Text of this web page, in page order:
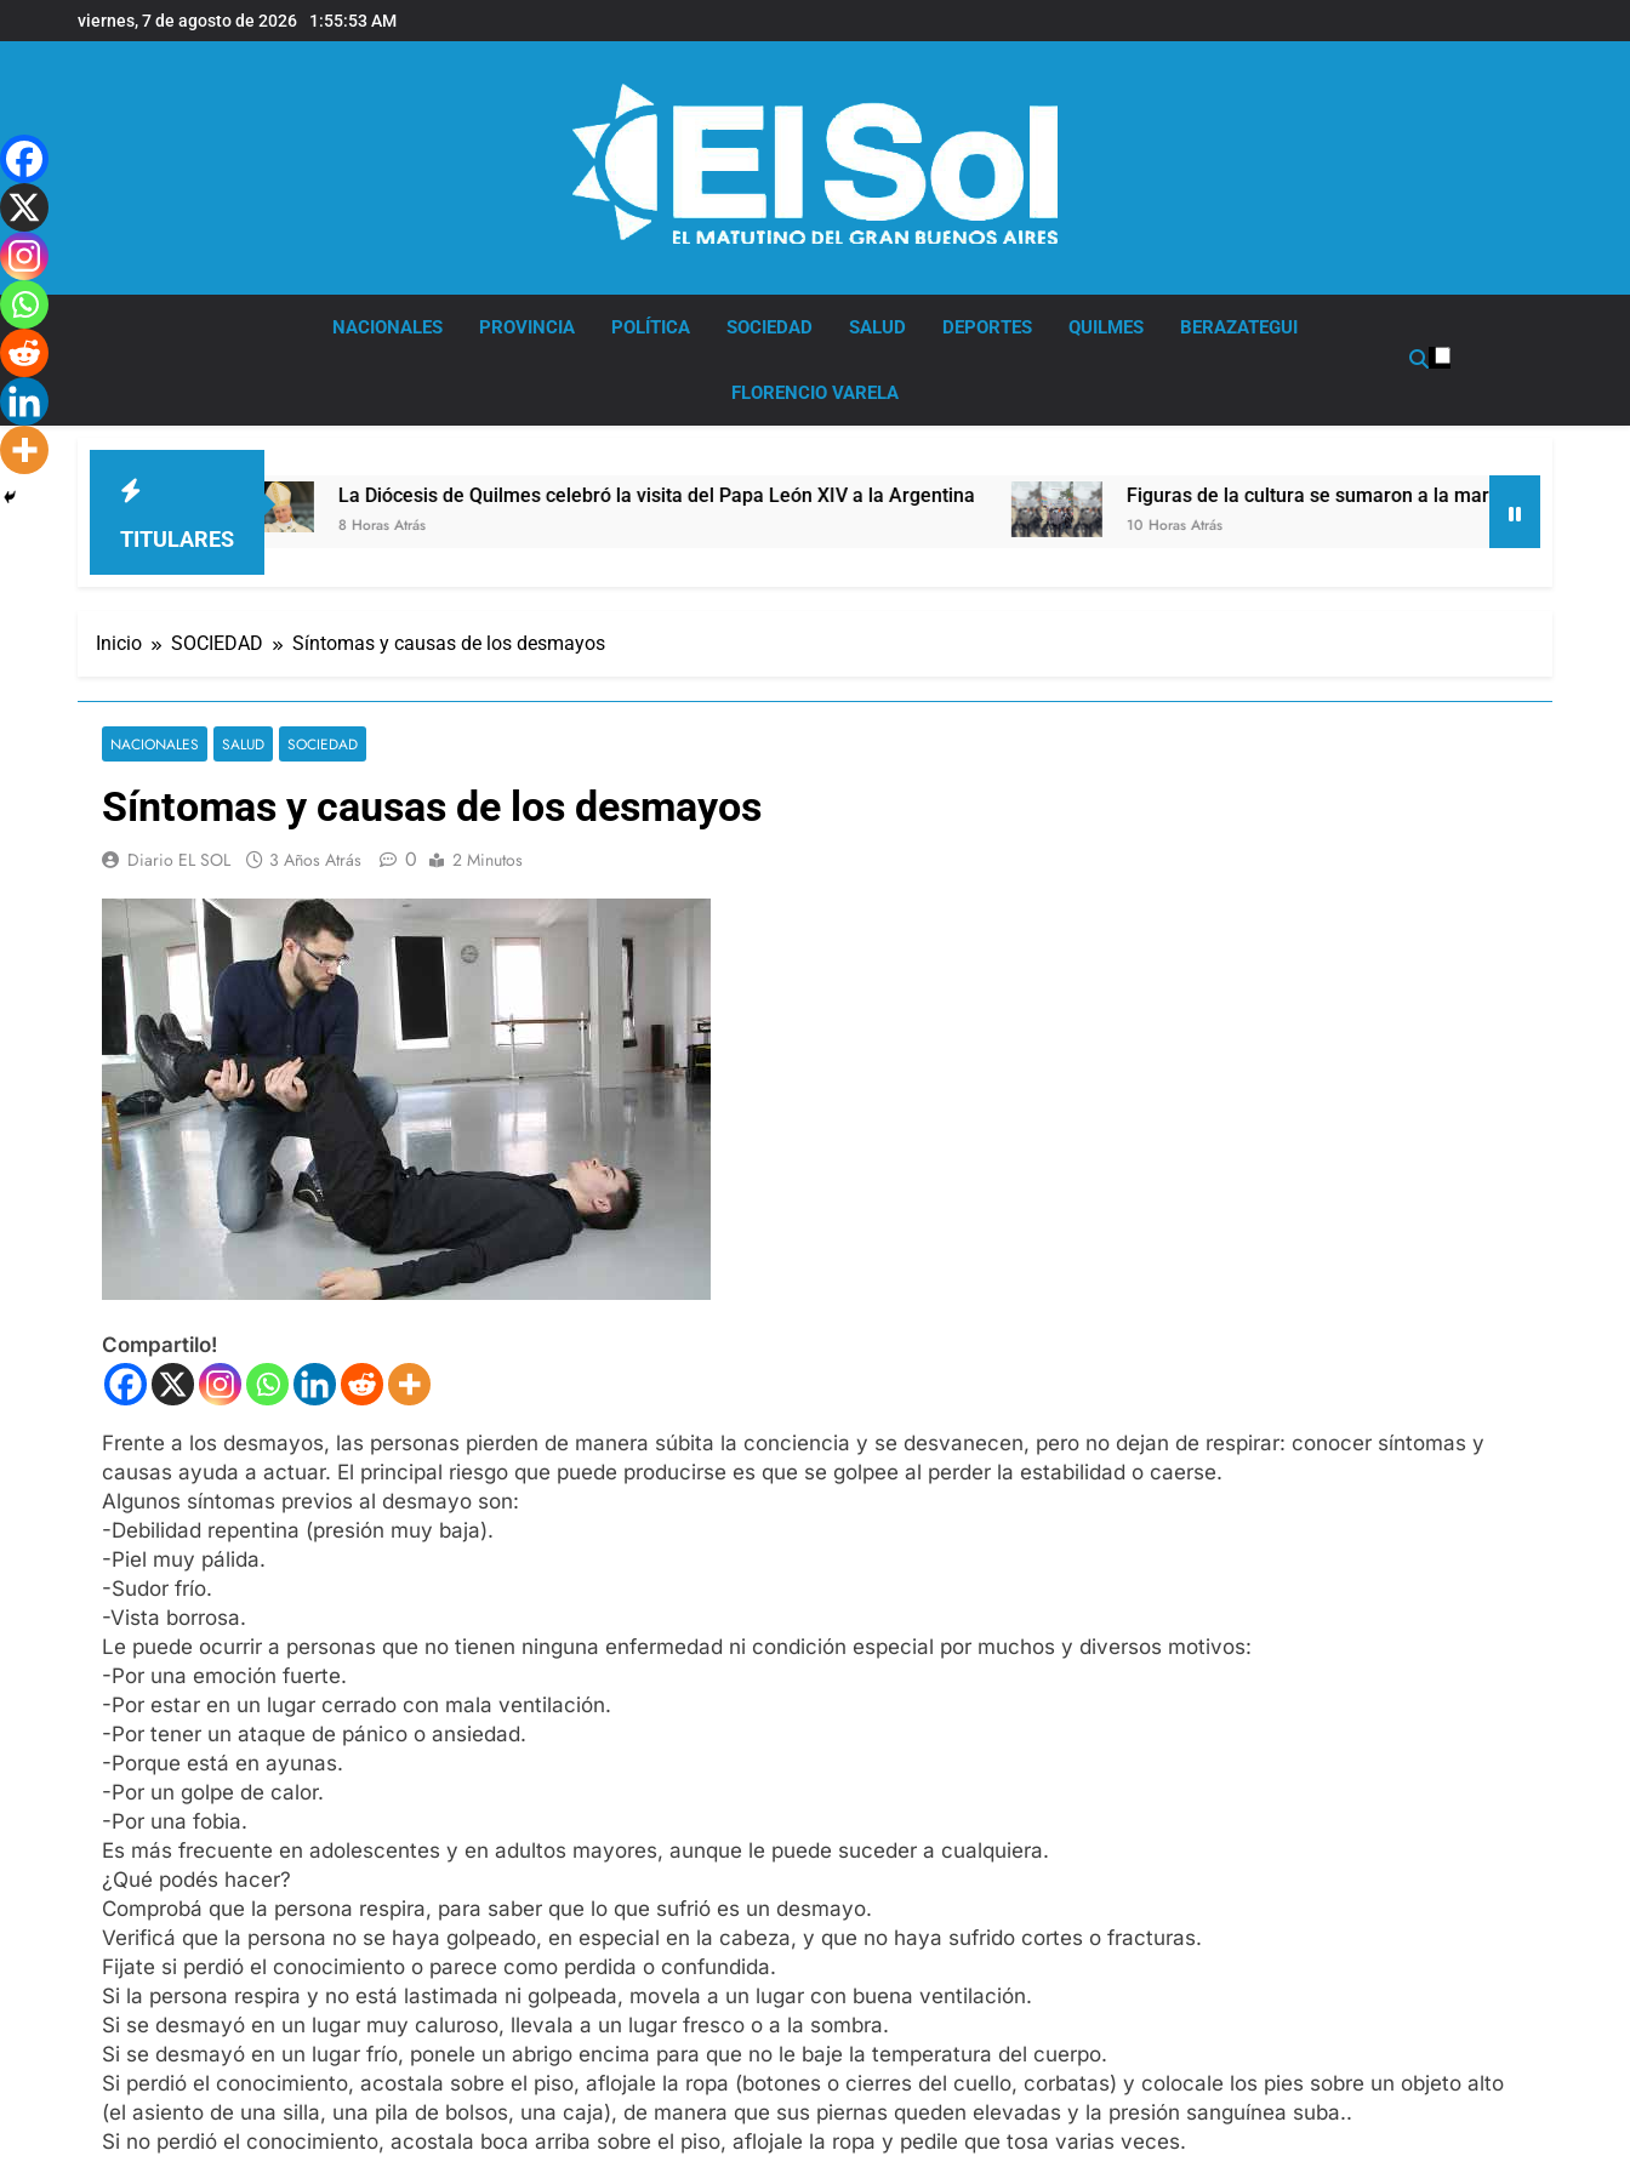
al
viernes, 7 de agosto de 2026 1:55:54 AM
NACIONALES PROVINCIA POLÍTICA SOCIEDAD SALUD DEPORTES QUILMES BERAZATEGUI
FLORENCIO VARELA
TITULARES
Quilmes La Diócesis de Quilmes celebró la visita del Papa León XIV a la Argentina
8 Horas Atrás
Figuras de la cultura se sumaron a la marcha frente al Congreso
10 Horas Atrás
Inicio SOCIEDAD Síntomas y causas de los desmayos
NACIONALES SALUD SOCIEDAD
Síntomas y causas de los desmayos
Diario EL SOL 3 Años Atrás 0 2 Minutos
Compartilo!
Frente a los desmayos, las personas pierden de manera súbita la conciencia y se desvanecen, pero no dejan de respirar: conocer síntomas y
causas ayuda a actuar. El principal riesgo que puede producirse es que se golpee al perder la estabilidad o caerse.
Algunos síntomas previos al desmayo son:
-Debilidad repentina (presión muy baja).
-Piel muy pálida.
-Sudor frío.
-Vista borrosa.
Le puede ocurrir a personas que no tienen ninguna enfermedad ni condición especial por muchos y diversos motivos:
-Por una emoción fuerte.
-Por estar en un lugar cerrado con mala ventilación.
-Por tener un ataque de pánico o ansiedad.
-Porque está en ayunas.
-Por un golpe de calor.
-Por una fobia.
Es más frecuente en adolescentes y en adultos mayores, aunque le puede suceder a cualquiera.
¿Qué podés hacer?
Comprobá que la persona respira, para saber que lo que sufrió es un desmayo.
Verificá que la persona no se haya golpeado, en especial en la cabeza, y que no haya sufrido cortes o fracturas.
Fijate si perdió el conocimiento o parece como perdida o confundida.
Si la persona respira y no está lastimada ni golpeada, movela a un lugar con buena ventilación.
Si se desmayó en un lugar muy caluroso, llevala a un lugar fresco o a la sombra.
Si se desmayó en un lugar frío, ponele un abrigo encima para que no le baje la temperatura del cuerpo.
Si perdió el conocimiento, acostala sobre el piso, aflojale la ropa (botones o cierres del cuello, corbatas) y colocale los pies sobre un objeto alto
(el asiento de una silla, una pila de bolsos, una caja), de manera que sus piernas queden elevadas y la presión sanguínea suba..
Si no perdió el conocimiento, acostala boca arriba sobre el piso, aflojale la ropa y pedile que tosa varias veces.